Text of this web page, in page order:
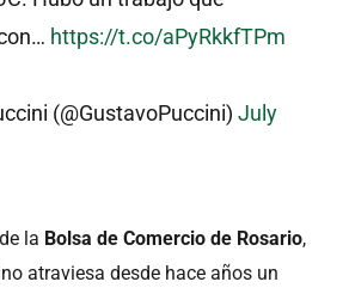
https://t.co/aPyRkkfTPm
(@GustavoPuccini)July
la Bolsa de Comercio de Rosario,
atraviesa desde hace años un